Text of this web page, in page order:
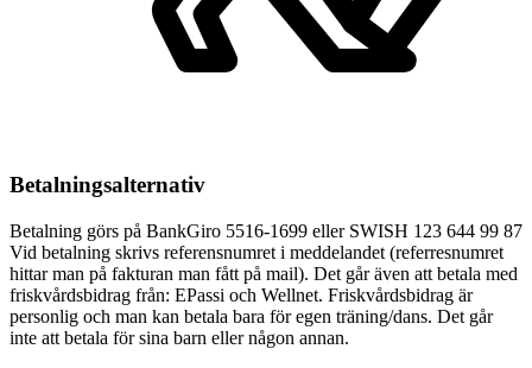
Betalningsalternativ
Betalning görs på BankGiro 5516-1699 eller SWISH 123 644 99 87
Vid betalning skrivs referensnumret i meddelandet (referresnumret
hittar man på fakturan man fått på mail). Det går även att betala med
friskvårdsbidrag från: EPassi och Wellnet. Friskvårdsbidrag är
personlig och man kan betala bara för egen träning/dans. Det går
inte att betala för sina barn eller någon annan.